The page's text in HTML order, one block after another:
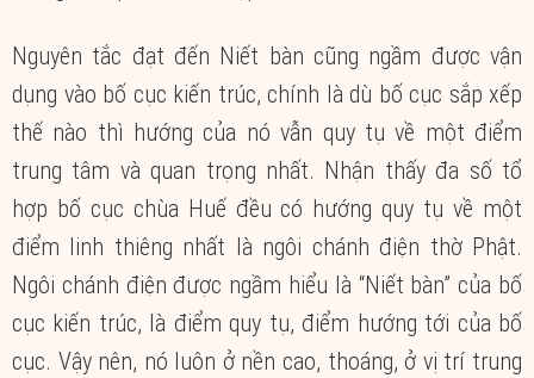
Nguyên tắc đạt đến Niết bàn cũng ngầm được vận
dụng vào bố cục kiến trúc, chính là dù bố cục sắp xếp
thế nào thì hướng của nó vẫn quy tụ về một điểm
trung tâm và quan trọng nhất. Nhận thấy đa số tổ
hợp bố cục chùa Huế đều có hướng quy tụ về một
điểm linh thiêng nhất là ngôi chánh điện thờ Phật.
Ngôi chánh điện được ngầm hiểu là “Niết bàn” của bố
cục kiến trúc, là điểm quy tụ, điểm hướng tới của bố
cục. Vậy nên, nó luôn ở nền cao, thoáng, ở vị trí trung